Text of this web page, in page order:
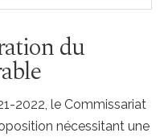
du
2022, le Commissariat
nécessitant une